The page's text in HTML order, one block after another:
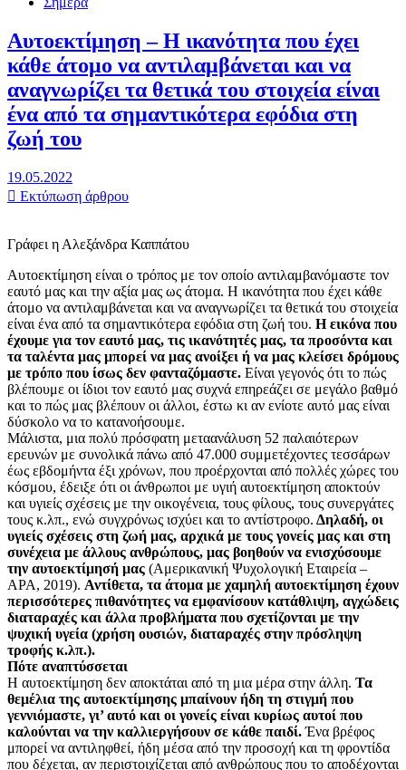
Αυτοεκτίμηση – Η ικανότητα που έχει
κάθε άτομο να αντιλαμβάνεται και να
αναγνωρίζει τα θετικά του στοιχεία είναι
ένα από τα σημαντικότερα εφόδια στη
ζωή του
19.05.2022
Εκτύπωση άρθρου
Γράφει η Αλεξάνδρα Καππάτου
Αυτοεκτίμηση είναι ο τρόπος με τον οποίο αντιλαμβανόμαστε τον
εαυτό μας και την αξία μας ως άτομα. Η ικανότητα που έχει κάθε
άτομο να αντιλαμβάνεται και να αναγνωρίζει τα θετικά του στοιχεία
είναι ένα από τα σημαντικότερα εφόδια στη ζωή του. Η εικόνα που
έχουμε για τον εαυτό μας, τις ικανότητές μας, τα προσόντα και
τα ταλέντα μας μπορεί να μας ανοίξει ή να μας κλείσει δρόμους
με τρόπο που ίσως δεν φανταζόμαστε. Είναι γεγονός ότι το πώς
βλέπουμε οι ίδιοι τον εαυτό μας συχνά επηρεάζει σε μεγάλο βαθμό
και το πώς μας βλέπουν οι άλλοι, έστω κι αν ενίοτε αυτό μας είναι
δύσκολο να το κατανοήσουμε.
Μάλιστα, μια πολύ πρόσφατη μεταανάλυση 52 παλαιότερων
ερευνών με συνολικά πάνω από 47.000 συμμετέχοντες τεσσάρων
έως εβδομήντα έξι χρόνων, που προέρχονται από πολλές χώρες του
κόσμου, έδειξε ότι οι άνθρωποι με υγιή αυτοεκτίμηση αποκτούν
και υγιείς σχέσεις με την οικογένεια, τους φίλους, τους συνεργάτες
τους κ.λπ., ενώ συγχρόνως ισχύει και το αντίστροφο. Δηλαδή, οι
υγιείς σχέσεις στη ζωή μας, αρχικά με τους γονείς μας και στη
συνέχεια με άλλους ανθρώπους, μας βοηθούν να ενισχύσουμε
την αυτοεκτίμησή μας (Αμερικανική Ψυχολογική Εταιρεία –
APA, 2019). Αντίθετα, τα άτομα με χαμηλή αυτοεκτίμηση έχουν
περισσότερες πιθανότητες να εμφανίσουν κατάθλιψη, αγχώδεις
διαταραχές και άλλα προβλήματα που σχετίζονται με την
ψυχική υγεία (χρήση ουσιών, διαταραχές στην πρόσληψη
τροφής κ.λπ.).
Πότε αναπτύσσεται
Η αυτοεκτίμηση δεν αποκτάται από τη μια μέρα στην άλλη. Τα
θεμέλια της αυτοεκτίμησης μπαίνουν ήδη τη στιγμή που
γεννιόμαστε, γι’ αυτό και οι γονείς είναι κυρίως αυτοί που
καλούνται να την καλλιεργήσουν σε κάθε παιδί.Ένα βρέφος
μπορεί να αντιληφθεί, ήδη μέσα από την προσοχή και τη φροντίδα
που δέχεται, αν περιστοιχίζεται από ανθρώπους που το αποδέχονται